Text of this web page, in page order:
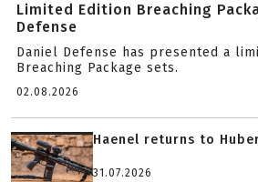
Limited Edition Breaching
Defense
Daniel Defense has presented a
Breaching Package sets.
02.08.2026
Haenel returns to
31.07.2026